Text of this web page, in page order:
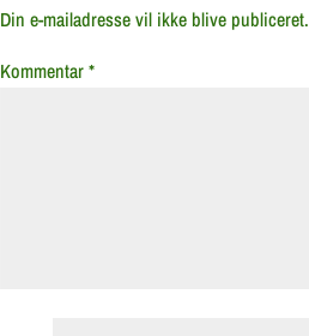
Din e-mailadresse vil ikke blive publiceret.
Kommentar*